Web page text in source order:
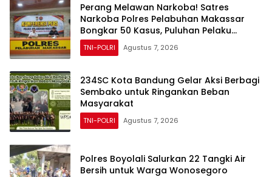
Perang Melawan Narkoba! Satres
Narkoba Polres Pelabuhan Makassar
Bongkar 50 Kasus, Puluhan Pelaku
Ditangkap
TNI-POLRI Agustus 7, 2026
234SC Kota Bandung Gelar Aksi Berbagi
Sembako untuk Ringankan Beban
Masyarakat
TNI-POLRI Agustus 7, 2026
Polres Boyolali Salurkan 22 Tangki Air
Bersih untuk Warga Wonosegoro